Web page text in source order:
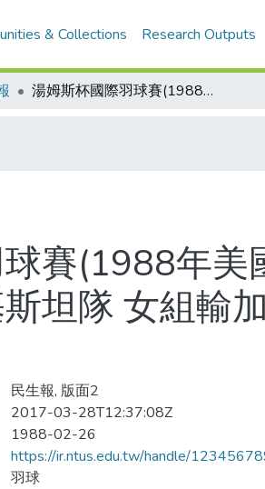
& Collections Research Outputs
湯姆斯杯國際羽球賽(1988年美國) 邊打邊練招全是直落二 中華男子組輕取巴基斯坦隊 女組輸加拿大 如意算盤落空 跟亞軍說拜拜
賽(1988年
坦隊 女組輸
民生報, 版面2
2017-03-28T12:37:08Z
1988-02-26
https://ir.ntus.edu.tw/handle/
羽球